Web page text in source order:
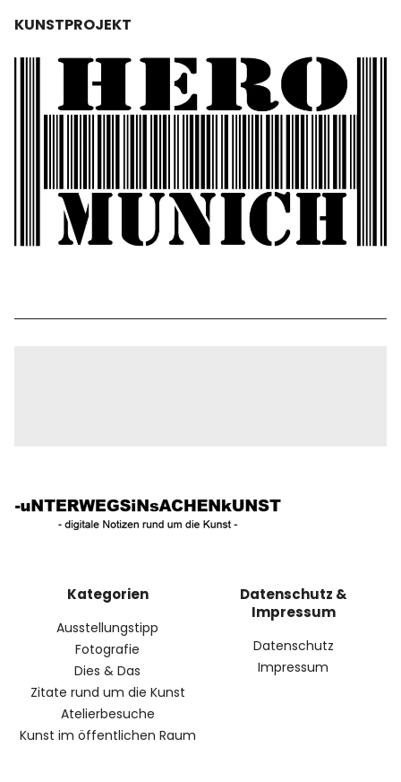
KUNSTPROJEKT
Kategorien
Ausstellungstipp
Fotografie
Dies & Das
Zitate rund um die Kunst
Atelierbesuche
Kunst im öffentlichen Raum
Datenschutz &
Impressum
Datenschutz
Impressum